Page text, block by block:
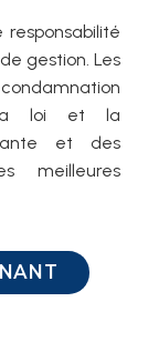
gestion. Les
la loi et la
et des
meilleures